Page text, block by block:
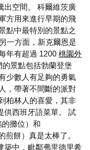
出空間。 科爾維茨廣
方用來進行早期的飛
點中最特別的景點之
一方面，新克爾恩是
年有超過 1200 桃園外
的景點包括勃蘭登堡
少數人有足夠的勇氣
，帶著不間斷的派對
柏林人的喜愛，其非
供西班牙語菜單。 試
攤位）和
煎餅）真是太棒了。
築中，毗鄰弗里德里希